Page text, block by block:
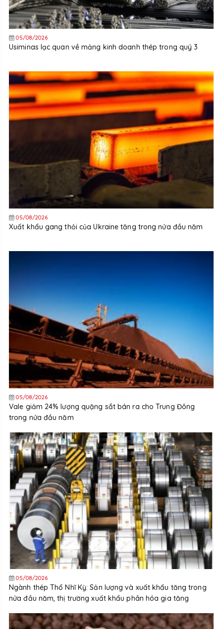
05/08/2026
Usiminas lạc quan về mảng kinh doanh thép trong quý 3
05/08/2026
Xuất khẩu gang thỏi của Ukraine tăng trong nửa đầu năm
05/08/2026
Vale giảm 24% lượng quặng sắt bán ra cho Trung Đông
trong nửa đầu năm
05/08/2026
Ngành thép Thổ Nhĩ Kỳ: Sản lượng và xuất khẩu tăng trong
nửa đầu năm, thị trường xuất khẩu phân hóa gia tăng